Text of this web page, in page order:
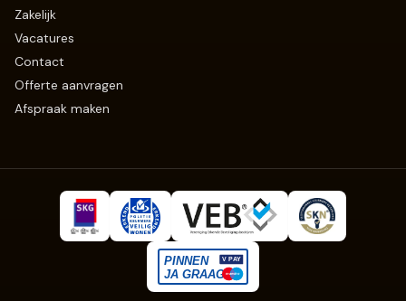
Zakelijk
Vacatures
Contact
Offerte aanvragen
Afspraak maken